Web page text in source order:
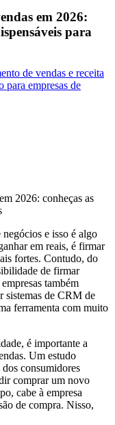
em 2026:
para
de vendas e receita
para empresas de
e isso é algo
em reais, é firmar
fortes. Contudo, do
de firmar
também
sistemas de CRM de
ferramenta com muito
é importante a
Um estudo
consumidores
comprar um novo
cabe à empresa
de compra. Nisso,